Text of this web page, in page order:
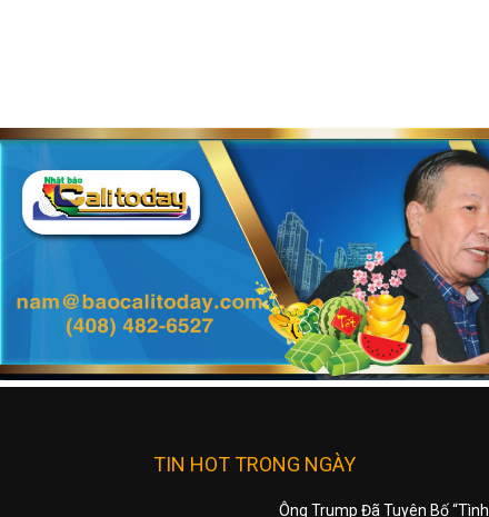
TIN HOT TRONG NGÀY
Ông Trump Đã Tuyên Bố “Tình